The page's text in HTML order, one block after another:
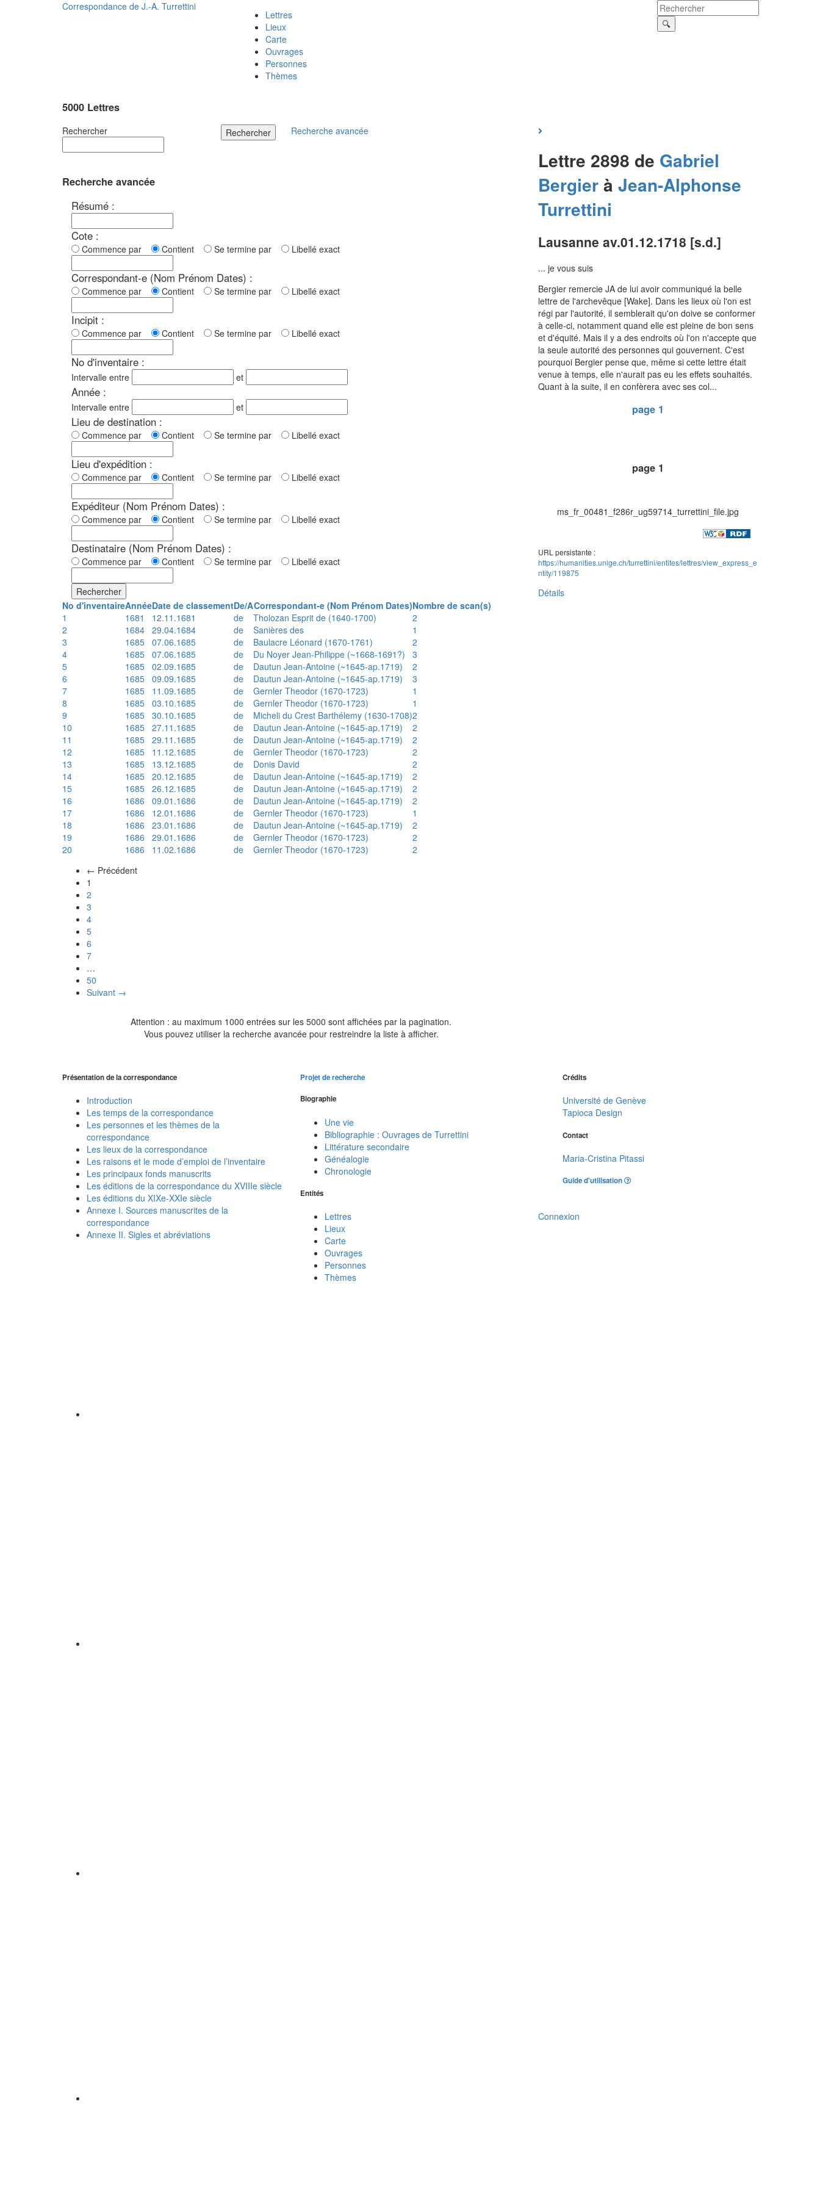
Correspondance de J.-A. Turrettini
Lettres
Lieux
Carte
Ouvrages
Personnes
Thèmes
5000 Lettres
Rechercher Rechercher Recherche avancée
Recherche avancée
Résumé :
Cote :
Commence par Contient Se termine par Libellé exact
Correspondant-e (Nom Prénom Dates) :
Commence par Contient Se termine par Libellé exact
Incipit :
Commence par Contient Se termine par Libellé exact
No d'inventaire :
Intervalle entre et
Année :
Intervalle entre et
Lieu de destination :
Commence par Contient Se termine par Libellé exact
Lieu d'expédition :
Commence par Contient Se termine par Libellé exact
Expéditeur (Nom Prénom Dates) :
Commence par Contient Se termine par Libellé exact
Destinataire (Nom Prénom Dates) :
Commence par Contient Se termine par Libellé exact
Rechercher
No d'inventaireAnnéeDate de classementDe/ACorrespondant-e (Nom Prénom Dates)Nombre de scan(s)
1
1681 12.11.1681 de Tholozan Esprit de (1640-1700)
2
2
1684 29.04.1684 de Sanières des
1
3
1685 07.06.1685 de Baulacre Léonard (1670-1761)
2
4
1685 07.06.1685 de Du Noyer Jean-Philippe (~1668-1691?)
3
5
1685 02.09.1685 de Dautun Jean-Antoine (~1645-ap.1719)
2
6
1685 09.09.1685 de Dautun Jean-Antoine (~1645-ap.1719)
3
7
1685 11.09.1685 de Gernler Theodor (1670-1723)
1
8
1685 03.10.1685 de Gernler Theodor (1670-1723)
1
9
1685 30.10.1685 de Micheli du Crest Barthélemy (1630-1708)2
10
1685 27.11.1685 de Dautun Jean-Antoine (~1645-ap.1719)
2
11
1685 29.11.1685 de Dautun Jean-Antoine (~1645-ap.1719)
2
12
1685 11.12.1685 de Gernler Theodor (1670-1723)
2
13
1685 13.12.1685 de Donis David
2
14
1685 20.12.1685 de Dautun Jean-Antoine (~1645-ap.1719)
2
15
1685 26.12.1685 de Dautun Jean-Antoine (~1645-ap.1719)
2
16
1686 09.01.1686 de Dautun Jean-Antoine (~1645-ap.1719)
2
17
1686 12.01.1686 de Gernler Theodor (1670-1723)
1
18
1686 23.01.1686 de Dautun Jean-Antoine (~1645-ap.1719)
2
19
1686 29.01.1686 de Gernler Theodor (1670-1723)
2
20
1686 11.02.1686 de Gernler Theodor (1670-1723)
2
← Précédent
1
2
3
4
5
6
7
…
50
Suivant →
Attention : au maximum 1000 entrées sur les 5000 sont affichées par la pagination.
Vous pouvez utiliser la recherche avancée pour restreindre la liste à afficher.
Lettre 2898 de Gabriel
Bergierà Jean-Alphonse
Turrettini
Lausanne av.01.12.1718 [s.d.]
... je vous suis
Bergier remercie JA de lui avoir communiqué la belle
lettre de l'archevêque [Wake]. Dans les lieux où l'on est
régi par l'autorité, il semblerait qu'on doive se conformer
à celle-ci, notamment quand elle est pleine de bon sens
et d'équité. Mais il y a des endroits où l'on n'accepte que
la seule autorité des personnes qui gouvernent. C'est
pourquoi Bergier pense que, même si cette lettre était
venue à temps, elle n'aurait pas eu les effets souhaités.
Quant à la suite, il en confèrera avec ses col...
page 1
page 1
ms_fr_00481_f286r_ug59714_turrettini_file.jpg
URL persistante :
https://humanities.unige.ch/turrettini/entites/lettres/view_express_e
ntity/119875
Détails
Présentation de la correspondance
Introduction
Les temps de la correspondance
Les personnes et les thèmes de la
correspondance
Les lieux de la correspondance
Les raisons et le mode d’emploi de l’inventaire
Les principaux fonds manuscrits
Les éditions de la correspondance du XVIIIe siècle
Les éditions du XIXe-XXIe siècle
Annexe I. Sources manuscrites de la
correspondance
Annexe II. Sigles et abréviations
Projet de recherche
Biographie
Une vie
Bibliographie : Ouvrages de Turrettini
Littérature secondaire
Généalogie
Chronologie
Entités
Lettres
Lieux
Carte
Ouvrages
Personnes
Thèmes
Crédits
Université de Genève
Tapioca Design
Contact
Maria-Cristina Pitassi
Guide d'utilisation
Connexion